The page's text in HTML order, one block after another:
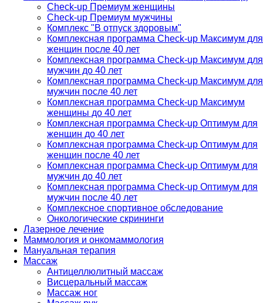
Check-up Премиум женщины
Check-up Премиум мужчины
Комплекс "В отпуск здоровым"
Комплексная программа Check-up Максимум для
женщин после 40 лет
Комплексная программа Check-up Максимум для
мужчин до 40 лет
Комплексная программа Check-up Максимум для
мужчин после 40 лет
Комплексная программа Check-up Максимум
женщины до 40 лет
Комплексная программа Check-up Оптимум для
женщин до 40 лет
Комплексная программа Check-up Оптимум для
женщин после 40 лет
Комплексная программа Check-up Оптимум для
мужчин до 40 лет
Комплексная программа Check-up Оптимум для
мужчин после 40 лет
Комплексное спортивное обследование
Онкологические скрининги
Лазерное лечение
Маммология и онкомаммология
Мануальная терапия
Массаж
Антицеллюлитный массаж
Висцеральный массаж
Массаж ног